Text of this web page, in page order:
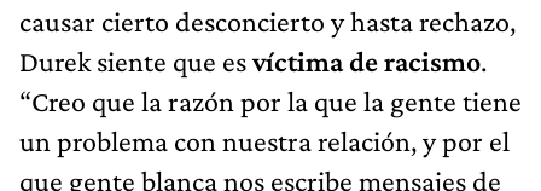
causar cierto desconcierto y hasta rechazo,
Durek siente que esvíctima de racismo.
“Creo que la razón por la que la gente tiene
un problema con nuestra relación, y por el
que gente blanca nos escribe mensajes de